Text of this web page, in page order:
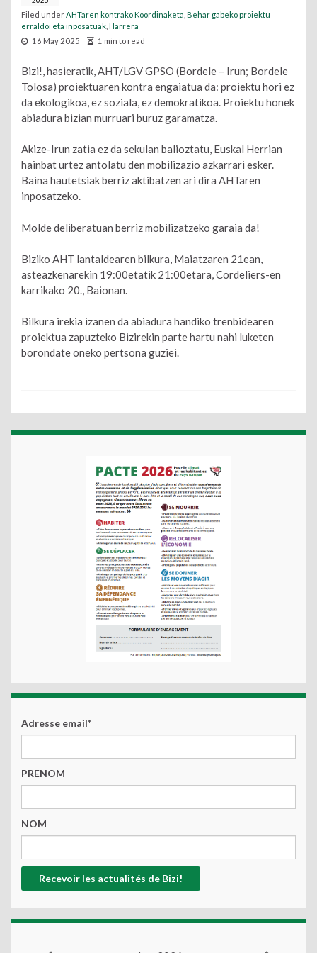
Filed underAHTaren kontrako Koordinaketa Behar gabeko proiektu
erraldoi eta inposatuak Harrera
16 May 2025
1 min to read
Bizi!, hasieratik, AHT/LGV GPSO (Bordele – Irun; Bordele
Tolosa) proiektuaren kontra engaiatua da: proiektu hori ez
da ekologikoa, ez soziala, ez demokratikoa. Proiektu honek
abiadura bizian murruari buruz garamatza.
Akize-Irun zatia ez da sekulan balioztatu, Euskal Herrian
hainbat urtez antolatu den mobilizazio azkarrari esker.
Baina hautetsiak berriz aktibatzen ari dira AHTaren
inposatzeko.
Molde deliberatuan berriz mobilizatzeko garaia da!
Biziko AHT lantaldearen bilkura, Maiatzaren 21ean,
asteazkenarekin 19:00etatik 21:00etara, Cordeliers-en
karrikako 20., Baionan.
Bilkura irekia izanen da abiadura handiko trenbidearen
proiektua zapuzteko Bizirekin parte hartu nahi luketen
borondate oneko pertsona guziei.
Adresse email*
PRENOM
NOM